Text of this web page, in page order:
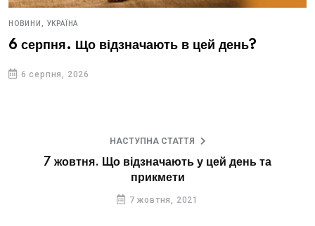
НОВИНИ, УКРАЇНА
6 серпня. Що відзначають в цей день?
6 серпня, 2026
НАСТУПНА СТАТТЯ
7 жовтня. Що відзначають у цей день та
прикмети
7 жовтня, 2021